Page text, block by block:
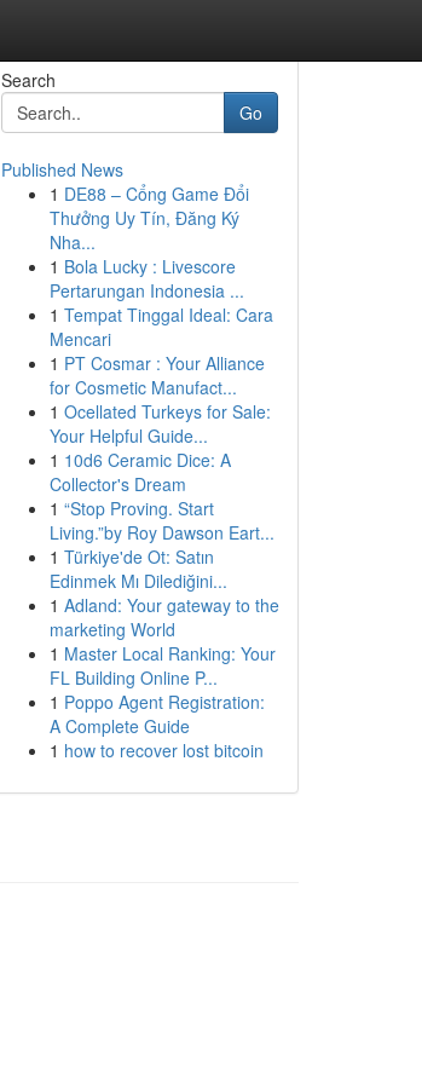
Search
Go
Published News
1 DE88 – Cổng Game Đổi
Thưởng Uy Tín, Đăng Ký
Nha...
1 Bola Lucky : Livescore
Pertarungan Indonesia ...
1 Tempat Tinggal Ideal: Cara
Mencari
1 PT Cosmar : Your Alliance
for Cosmetic Manufact...
1 Ocellated Turkeys for Sale:
Your Helpful Guide...
1 10d6 Ceramic Dice: A
Collector's Dream
1 “Stop Proving. Start
Living.”by Roy Dawson Eart...
1 Türkiye'de Ot: Satın
Edinmek Mı Dilediğini...
1 Adland: Your gateway to the
marketing World
1 Master Local Ranking: Your
FL Building Online P...
1 Poppo Agent Registration:
A Complete Guide
1 how to recover lost bitcoin